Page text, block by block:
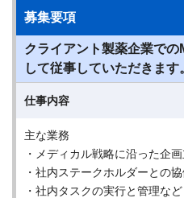
募集要項
クライアント製薬企業で
して従事していただきます
仕事内容
主な業務
・メディカル戦略に沿った企
・社内ステークホルダーとの
・社内タスクの実行と管理など